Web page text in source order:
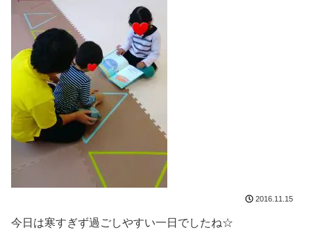
2016.11.15
今日は寒すぎず過ごしやすい一日でしたね☆